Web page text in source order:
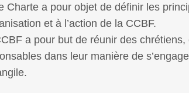
Charte a pour objet de définir les
et à l’action de la CCBF.
a pour but de réunir des
dans leur manière de